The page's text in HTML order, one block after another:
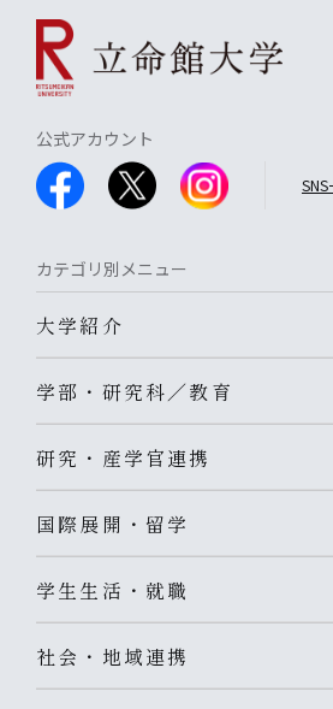
公式アカウント
カテゴリ別メニュー
大学紹介
学部・研究科／教育
研究・産学官連携
国際展開・留学
学生生活・就職
社会・地域連携